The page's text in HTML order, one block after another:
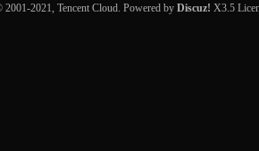
2021, Tencent Cloud. Powered byDiscuz! X3.5